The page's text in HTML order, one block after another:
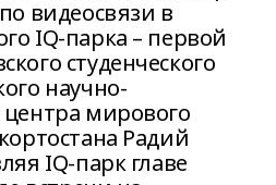
видео­связи в
IQ-парка – первой
студенческого
научно-
центра мирового
Радий
IQ-парк главе